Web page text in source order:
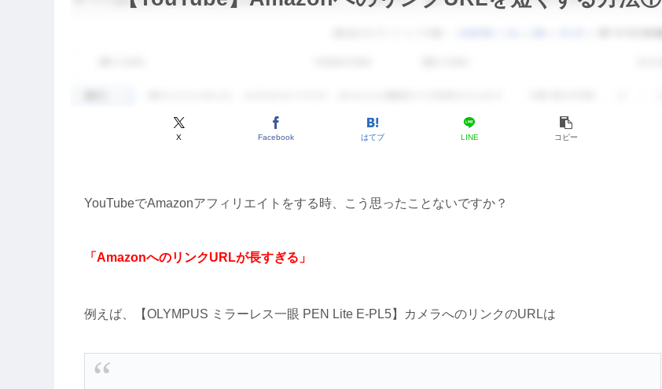
X Facebook はてブ LINE コピー
YouTubeでAmazonアフィリエイトをする時、こう思ったことないですか？
「AmazonへのリンクURLが長すぎる」
例えば、【OLYMPUS ミラーレス一眼 PEN Lite E-PL5】カメラへのリンクのURLは